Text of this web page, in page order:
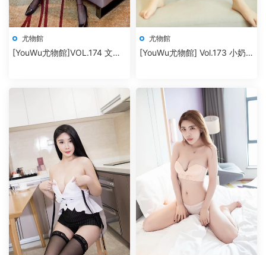
尤物館
[YouWu尤物館]VOL.174 文靜
尤物館
[YouWu尤物館] Vol.173 小奶